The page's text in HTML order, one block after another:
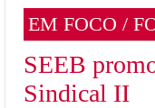
EM FOCO /
SEEB
Sindical II